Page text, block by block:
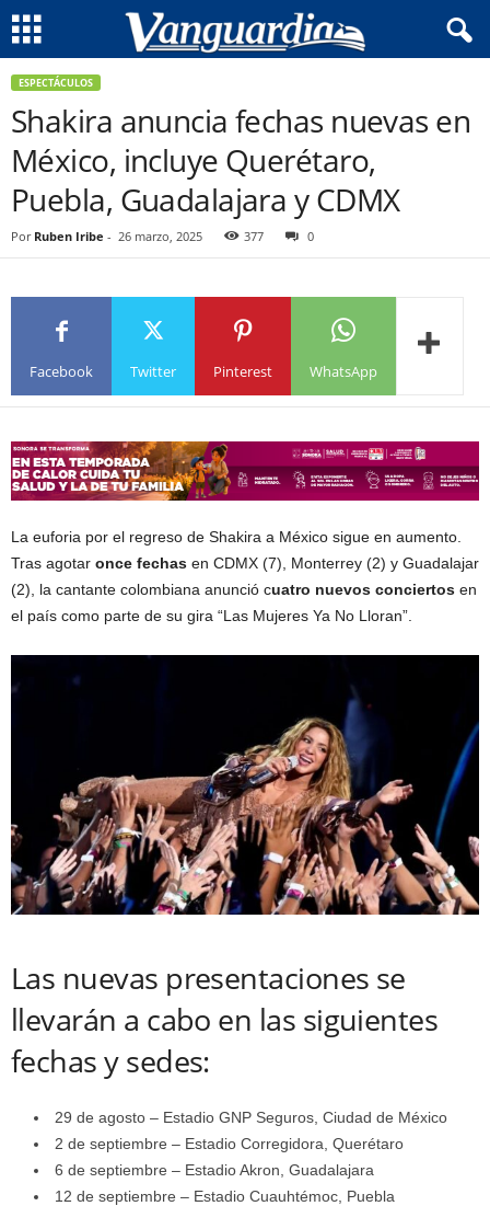
ESPECTÁCULOS
Shakira anuncia fechas nuevas en
México, incluye Querétaro,
Puebla, Guadalajara y CDMX
Por Ruben Iribe - 26 marzo, 2025 377 0
Facebook Twitter Pinterest WhatsApp
La euforia por el regreso de Shakira a México sigue en aumento.
Tras agotar once fechas en CDMX (7), Monterrey (2) y Guadalajar
(2), la cantante colombiana anunció cuatro nuevos conciertos en
el país como parte de su gira “Las Mujeres Ya No Lloran”.
Las nuevas presentaciones se
llevarán a cabo en las siguientes
fechas y sedes:
29 de agosto – Estadio GNP Seguros, Ciudad de México
2 de septiembre – Estadio Corregidora, Querétaro
6 de septiembre – Estadio Akron, Guadalajara
12 de septiembre – Estadio Cuauhtémoc, Puebla